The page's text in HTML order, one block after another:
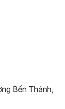
Bến Thành,